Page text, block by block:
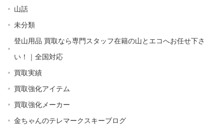
山話
未分類
登山用品 買取なら専門スタッフ在籍の山とエコへお任せ下さ
い！｜全国対応
買取実績
買取強化アイテム
買取強化メーカー
金ちゃんのテレマークスキーブログ